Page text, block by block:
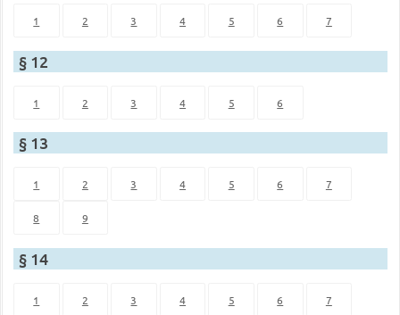
1 2 3 4 5 6 7
§ 12
1 2 3 4 5 6
§ 13
1 2 3 4 5 6 7
8 9
§ 14
1 2 3 4 5 6 7